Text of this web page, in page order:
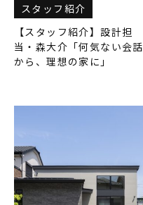
スタッフ紹介
【スタッフ紹介】設計担
当・森大介「何気ない会話
から、理想の家に」